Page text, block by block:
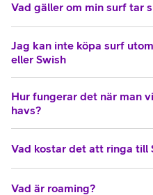
Vad gäller om min surf tar
Jag kan inte köpa surf
eller Swish
Hur fungerar det när man
havs?
Vad kostar det att ringa till
Vad är roaming?